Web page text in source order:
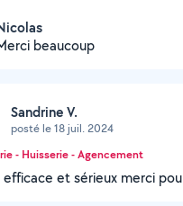
beaucoup
Sandrine V.
posté le 18 juil. 2024
- Huisserie - Agencement
efficace et sérieux merci